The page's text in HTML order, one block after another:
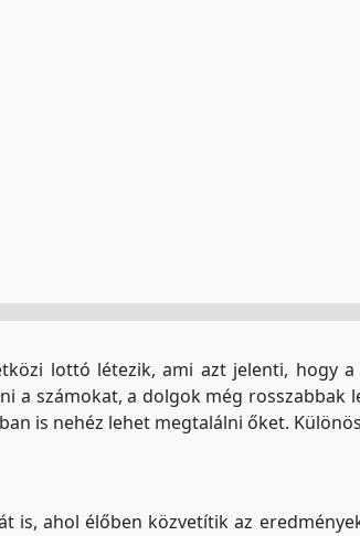
lottó létezik, ami azt jelenti, hogy
a számokat, a dolgok még
is nehéz lehet megtalálni őket.
is, ahol élőben közvetítik az